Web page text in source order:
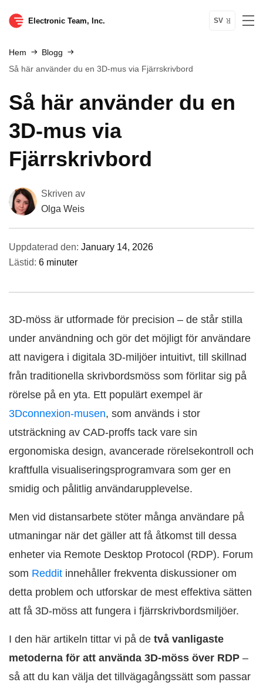
Electronic Team, Inc. SV
Hem
Blogg
Så här använder du en 3D-mus via Fjärrskrivbord
Så här använder du en
3D-mus via
Fjärrskrivbord
Skriven av
Olga Weis
Uppdaterad den: January 14, 2026
Lästid: 6 minuter
3D-möss är utformade för precision – de står stilla
under användning och gör det möjligt för användare
att navigera i digitala 3D-miljöer intuitivt, till skillnad
från traditionella skrivbordsmöss som förlitar sig på
rörelse på en yta. Ett populärt exempel är
3Dconnexion-musen, som används i stor
utsträckning av CAD-proffs tack vare sin
ergonomiska design, avancerade rörelsekontroll och
kraftfulla visualiseringsprogramvara som ger en
smidig och pålitlig användarupplevelse.
Men vid distansarbete stöter många användare på
utmaningar när det gäller att få åtkomst till dessa
enheter via Remote Desktop Protocol (RDP). Forum
som Reddit innehåller frekventa diskussioner om
detta problem och utforskar de mest effektiva sätten
att få 3D-möss att fungera i fjärrskrivbordsmiljöer.
I den här artikeln tittar vi på de två vanligaste
metoderna för att använda 3D-möss över RDP –
så att du kan välja det tillvägagångssätt som passar